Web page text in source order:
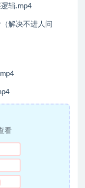
辑.mp4
解决不进人问
看